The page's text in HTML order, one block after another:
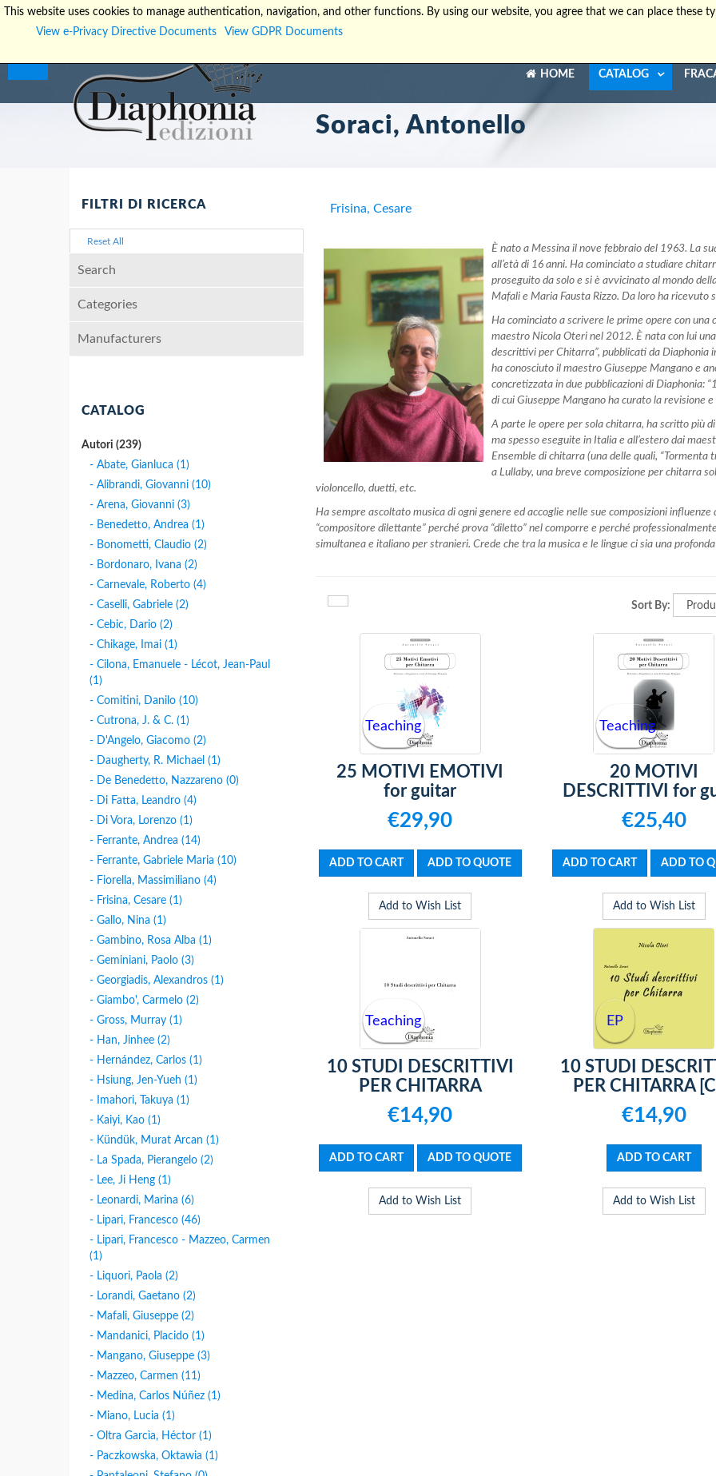
HOME CATALOG
Frisina, Cesare
Soraci, Antonello
È nato a Messina il nove febbraio del 1963. La
all’età di 16 anni. Ha cominciato a studiare
proseguito da solo e si è avvicinato al mondo
Mafali e Maria Fausta Rizzo. Da loro ha ricevuto
Ha cominciato a scrivere le prime opere con
maestro Nicola Oteri nel 2012. È nata con lui
descrittivi per Chitarra”, pubblicati da Diaphonia
ha conosciuto il maestro Giuseppe Mangano e
concretizzata in due pubblicazioni di Diaphonia:
di cui Giuseppe Mangano ha curato la revisione
A parte le opere per sola chitarra, ha scritto più
ma spesso eseguite in Italia e all’estero dai
Ensemble di chitarra (una delle quali, “Tormenta
a Lullaby, una breve composizione per chitarra
violoncello, duetti, etc.
Ha sempre ascoltato musica di ogni genere ed accoglie nelle sue composizioni
“compositore dilettante” perché prova “diletto” nel comporre e perché
simultanea e italiano per stranieri. Crede che tra la musica e le lingue ci sia una
Sort By:
Teaching
25 MOTIVI EMOTIVI
for guitar
€29,90
Add to Wish List
Teaching
20 MOTIVI
DESCRITTIVI for
€25,40
Add to Wish List
Teaching
10 STUDI DESCRITTIVI
PER CHITARRA
€14,90
Add to Wish List
EP
10 STUDI
PER CHITARRA
€14,90
Add to Wish List
FILTRI DI RICERCA
Reset All
Search
Categories
Manufacturers
CATALOG
Autori (239)
- Abate, Gianluca (1)
- Alibrandi, Giovanni (10)
- Arena, Giovanni (3)
- Benedetto, Andrea (1)
- Bonometti, Claudio (2)
- Bordonaro, Ivana (2)
- Carnevale, Roberto (4)
- Caselli, Gabriele (2)
- Cebic, Dario (2)
- Chikage, Imai (1)
- Cilona, Emanuele - Lécot, Jean-Paul
(1)
- Comitini, Danilo (10)
- Cutrona, J. & C. (1)
- D'Angelo, Giacomo (2)
- Daugherty, R. Michael (1)
- De Benedetto, Nazzareno (0)
- Di Fatta, Leandro (4)
- Di Vora, Lorenzo (1)
- Ferrante, Andrea (14)
- Ferrante, Gabriele Maria (10)
- Fiorella, Massimiliano (4)
- Frisina, Cesare (1)
- Gallo, Nina (1)
- Gambino, Rosa Alba (1)
- Geminiani, Paolo (3)
- Georgiadis, Alexandros (1)
- Giambo', Carmelo (2)
- Gross, Murray (1)
- Han, Jinhee (2)
- Hernández, Carlos (1)
- Hsiung, Jen-Yueh (1)
- Imahori, Takuya (1)
- Kaiyi, Kao (1)
- Kündük, Murat Arcan (1)
- La Spada, Pierangelo (2)
- Lee, Ji Heng (1)
- Leonardi, Marina (6)
- Lipari, Francesco (46)
- Lipari, Francesco - Mazzeo, Carmen
(1)
- Liquori, Paola (2)
- Lorandi, Gaetano (2)
- Mafali, Giuseppe (2)
- Mandanici, Placido (1)
- Mangano, Giuseppe (3)
- Mazzeo, Carmen (11)
- Medina, Carlos Núñez (1)
- Miano, Lucia (1)
- Oltra Garcìa, Héctor (1)
- Paczkowska, Oktawia (1)
This website uses cookies to manage authentication, navigation, and other functions. By using our website, you agree that we can place these
View e-Privacy Directive Documents
View GDPR Documents